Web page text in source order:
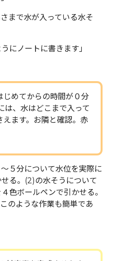
まで水が入っている水そ
にノートに書きます」
めてからの時間が０分
は、水はどこまで入って
えます。お隣と確認。赤
５分について水位を実際に
る。(2)の水そうについて
色ボールペンで引かせる。
のような作業も簡単であ